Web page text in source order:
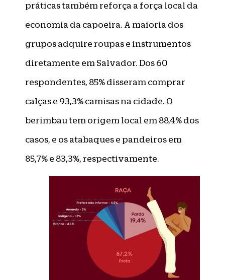
práticas também reforça a força local da
economia da capoeira. A maioria dos
grupos adquire roupas e instrumentos
diretamente em Salvador. Dos 60
respondentes, 85% disseram comprar
calças e 93,3% camisas na cidade. O
berimbau tem origem local em 88,4% dos
casos, e os atabaques e pandeiros em
85,7% e 83,3%, respectivamente.